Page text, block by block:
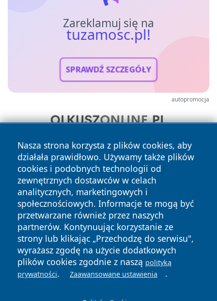
Zareklamuj się na
tuzamosc.pl!
SPRAWDŹ SZCZEGÓŁY
autopromocja
Nasza strona korzysta z plików cookies, aby
działała prawidłowo. Używamy także plików
cookies i podobnych technologii od
zewnętrznych dostawców w celach
analitycznych, marketingowych i
społecznościowych. Informacje te mogą być
przetwarzane również przez naszych
partnerów. Kontynuując korzystanie ze
strony lub klikając „Przechodzę do serwisu",
wyrażasz zgodę na użycie dodatkowych
plików cookies zgodnie z naszą polityką
prywatności. Zaawansowane ustawienia .
Copyright © 2026 tuzamosc.pl Wszystkie prawa zastrzeżone.
News Autorzy
Polityka
Prywatności
Polityka
Cookies